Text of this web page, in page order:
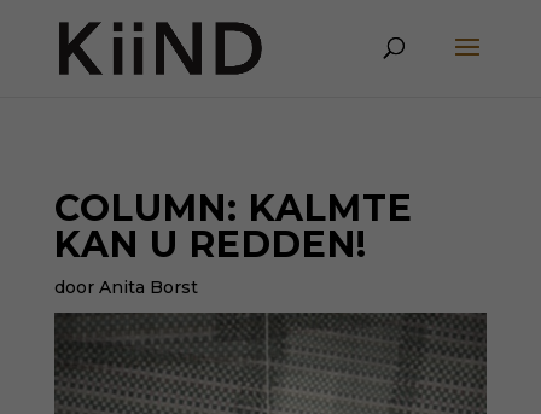
COLUMN: KALMTE
KAN U REDDEN!
door Anita Borst